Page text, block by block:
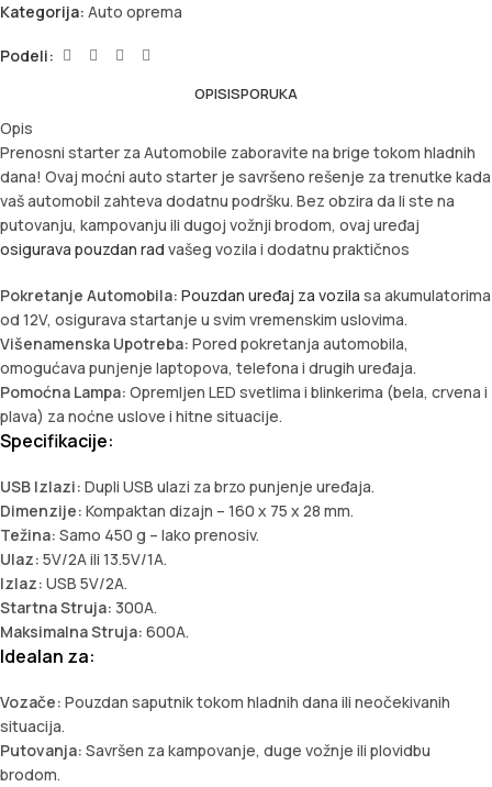
Kategorija: Auto oprema
Podeli:
OPISISPORUKA
Opis
Prenosni starter za Automobile zaboravite na brige tokom hladnih
dana! Ovaj moćni auto starter je savršeno rešenje za trenutke kada
vaš automobil zahteva dodatnu podršku. Bez obzira da li ste na
putovanju, kampovanju ili dugoj vožnji brodom, ovaj uređaj
osigurava pouzdan rad vašeg vozila i dodatnu praktičnos
Pokretanje Automobila: Pouzdan uređaj za vozila sa akumulatorima
od 12V, osigurava startanje u svim vremenskim uslovima.
Višenamenska Upotreba: Pored pokretanja automobila,
omogućava punjenje laptopova, telefona i drugih uređaja.
Pomoćna Lampa: Opremljen LED svetlima i blinkerima (bela, crvena i
plava) za noćne uslove i hitne situacije.
Specifikacije:
USB Izlazi: Dupli USB ulazi za brzo punjenje uređaja.
Dimenzije: Kompaktan dizajn – 160 x 75 x 28 mm.
Težina: Samo 450 g – lako prenosiv.
Ulaz: 5V/2A ili 13.5V/1A.
Izlaz: USB 5V/2A.
Startna Struja: 300A.
Maksimalna Struja: 600A.
Idealan za:
Vozače: Pouzdan saputnik tokom hladnih dana ili neočekivanih
situacija.
Putovanja: Savršen za kampovanje, duge vožnje ili plovidbu
brodom.